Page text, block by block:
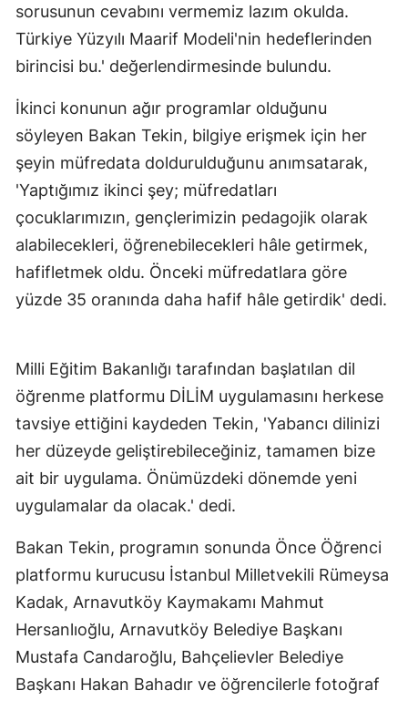
sorusunun cevabını vermemiz lazım okulda.
Türkiye Yüzyılı Maarif Modeli'nin hedeflerinden
birincisi bu.' değerlendirmesinde bulundu.
İkinci konunun ağır programlar olduğunu
söyleyen Bakan Tekin, bilgiye erişmek için her
şeyin müfredata doldurulduğunu anımsatarak,
'Yaptığımız ikinci şey; müfredatları
çocuklarımızın, gençlerimizin pedagojik olarak
alabilecekleri, öğrenebilecekleri hâle getirmek,
hafifletmek oldu. Önceki müfredatlara göre
yüzde 35 oranında daha hafif hâle getirdik' dedi.
Milli Eğitim Bakanlığı tarafından başlatılan dil
öğrenme platformu DİLİM uygulamasını herkese
tavsiye ettiğini kaydeden Tekin, 'Yabancı dilinizi
her düzeyde geliştirebileceğiniz, tamamen bize
ait bir uygulama. Önümüzdeki dönemde yeni
uygulamalar da olacak.' dedi.
Bakan Tekin, programın sonunda Önce Öğrenci
platformu kurucusu İstanbul Milletvekili Rümeysa
Kadak, Arnavutköy Kaymakamı Mahmut
Hersanlıoğlu, Arnavutköy Belediye Başkanı
Mustafa Candaroğlu, Bahçelievler Belediye
Başkanı Hakan Bahadır ve öğrencilerle fotoğraf